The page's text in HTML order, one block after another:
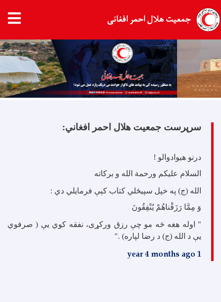
Skip
to
main
content
جمعیت هلال احمر افغانی
سرپرست جمعیت هلال احمر افغاني:
درنو هیوادوالو !
السلام علیکم ورحمة الله و برکاته
الله (ج) په خپل سپيڅلي کتاب کېې فرمایلي دي :
وَ مِمَّا رَزَقْناهُمْ يُنْفِقُونَ
" اوله هغه څه مو چې رزق ورکړی، نفقه کوي یې ( صرفوي
یې د الله (ج) د رضا لپاره) ."
1 year 4 months ago